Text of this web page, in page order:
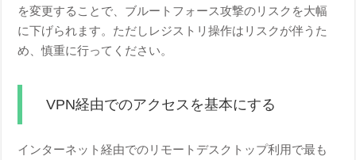
を変更することで、ブルートフォース攻撃のリスクを大幅
に下げられます。ただしレジストリ操作はリスクが伴うた
め、慎重に行ってください。
VPN経由でのアクセスを基本にする
インターネット経由でのリモートデスクトップ利用で最も